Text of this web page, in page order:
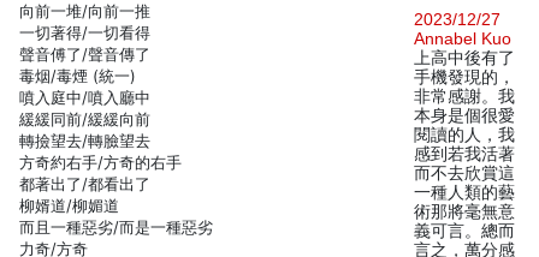
向前一堆/向前一推
一切著得/一切看得
聲音傅了/聲音傳了
毒烟/毒煙 (統一)
噴入庭中/噴入廳中
緩緩同前/緩緩向前
轉撿望去/轉臉望去
方奇約右手/方奇的右手
都著出了/都看出了
柳婿道/柳媚道
而且一種惡劣/而是一種惡劣
力奇/方奇
2023/12/27
Annabel Kuo
上高中後有了
手機發現的，
非常感謝。我
本身是個很愛
閱讀的人，我
感到若我活著
而不去欣賞這
一種人類的藝
術那將毫無意
義可言。總而
言之，萬分感